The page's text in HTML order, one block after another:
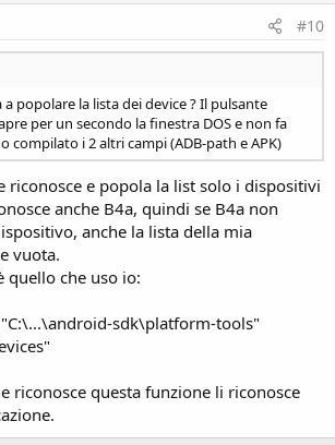
#10
a popolare la lista dei device ? Il pulsante
per un secondo la finestra DOS e non fa
compilato i 2 altri campi (ADB-path e APK)
riconosce e popola la list solo i dispositivi
anche B4a, quindi se B4a non
anche la lista della mia
vuota.
quello che uso io:
sdk\platform-tools"
riconosce questa funzione li riconosce